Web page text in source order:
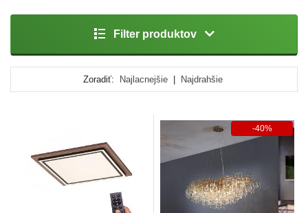
Filter produktov
Zoradiť: Najlacnejšie Najdrahšie
-40%